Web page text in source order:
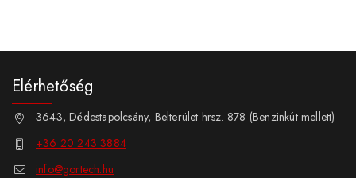
Elérhetőség
3643, Dédestapolcsány, Belterület hrsz. 878 (Benzinkút mellett)
+36 20 243 3884
info@gortech.hu